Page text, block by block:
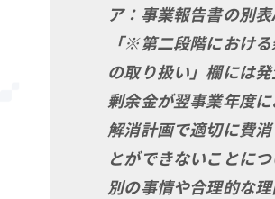
ア：事業報告書の別
「※第二段階におけ
の取り扱い」欄には
剰余金が翌事業年度
解消計画で適切に費
とができないことに
別の事情や合理的な